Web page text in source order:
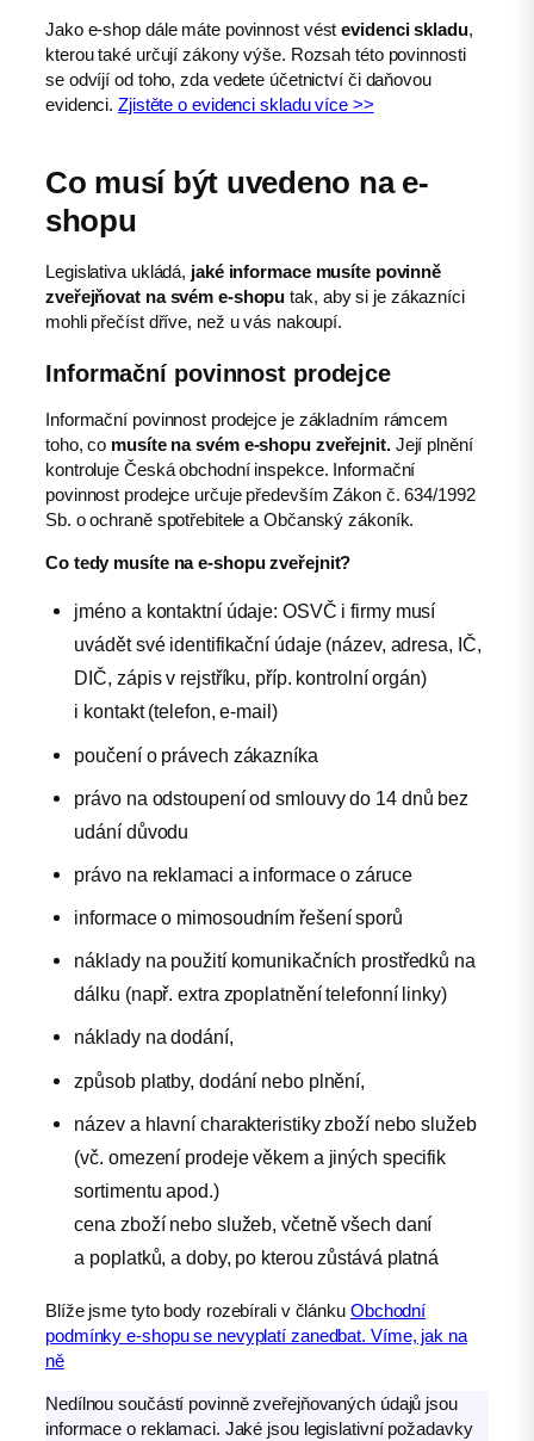
Jako e-shop dále máte povinnost vést evidenci skladu,
kterou také určují zákony výše. Rozsah této povinnosti
se odvíjí od toho, zda vedete účetnictví či daňovou
evidenci.Zjistěte o evidenci skladu více >>
Co musí být uvedeno na e-
shopu
Legislativa ukládá, jaké informace musíte povinně
zveřejňovat na svém e-shopu tak, aby si je zákazníci
mohli přečíst dříve, než u vás nakoupí.
Informační povinnost prodejce
Informační povinnost prodejce je základním rámcem
toho, co musíte na svém e-shopu zveřejnit.Její plnění
kontroluje Česká obchodní inspekce. Informační
povinnost prodejce určuje především Zákon č. 634/1992
Sb. o ochraně spotřebitele a Občanský zákoník.
Co tedy musíte na e-shopu zveřejnit?
jméno a kontaktní údaje: OSVČ i firmy musí
uvádět své identifikační údaje (název, adresa, IČ,
DIČ, zápis v rejstříku, příp. kontrolní orgán)
i kontakt (telefon, e-mail)
poučení o právech zákazníka
právo na odstoupení od smlouvy do 14 dnů bez
udání důvodu
právo na reklamaci a informace o záruce
informace o mimosoudním řešení sporů
náklady na použití komunikačních prostředků na
dálku (např. extra zpoplatnění telefonní linky)
náklady na dodání,
způsob platby, dodání nebo plnění,
název a hlavní charakteristiky zboží nebo služeb
(vč. omezení prodeje věkem a jiných specifik
sortimentu apod.)
cena zboží nebo služeb, včetně všech daní
a poplatků, a doby, po kterou zůstává platná
Blíže jsme tyto body rozebírali v článku Obchodní
podmínky e-shopu se nevyplatí zanedbat. Víme, jak na
ně
Nedílnou součástí povinně zveřejňovaných údajů jsou
informace o reklamaci. Jaké jsou legislativní požadavky